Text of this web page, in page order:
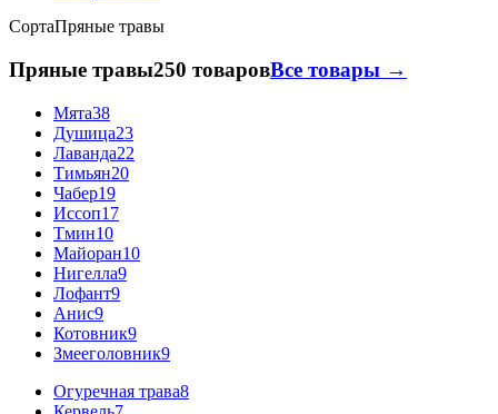
СортаПряные травы
Пряные травы250 товаровВсе товары →
Мята38
Душица23
Лаванда22
Тимьян20
Чабер19
Иссоп17
Тмин10
Майоран10
Нигелла9
Лофант9
Анис9
Котовник9
Змееголовник9
Огуречная трава8